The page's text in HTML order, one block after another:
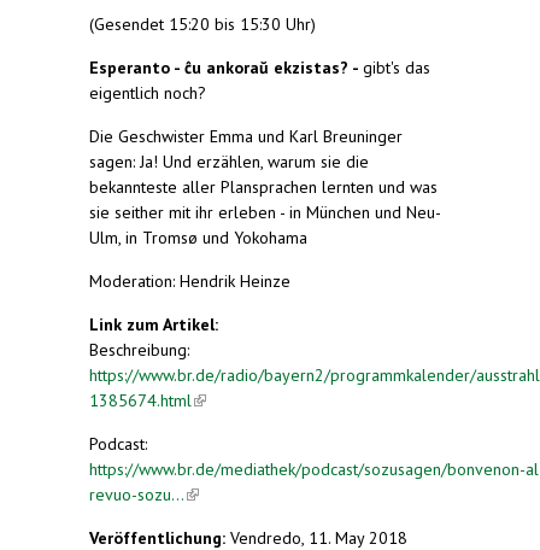
(Gesendet 15:20 bis 15:30 Uhr)
Esperanto - ĉu ankoraŭ ekzistas? - gibt's das
eigentlich noch?
Die Geschwister Emma und Karl Breuninger
sagen: Ja! Und erzählen, warum sie die
bekannteste aller Plansprachen lernten und was
sie seither mit ihr erleben - in München und Neu-
Ulm, in Tromsø und Yokohama
Moderation: Hendrik Heinze
Link zum Artikel:
Beschreibung:
https://www.br.de/radio/bayern2/programmkalender/
1385674.html (link is external)
Podcast:
https://www.br.de/mediathek/podcast/sozusagen/bonvenon-
revuo-sozu...(link is external)
Veröffentlichung: Vendredo, 11. May 2018